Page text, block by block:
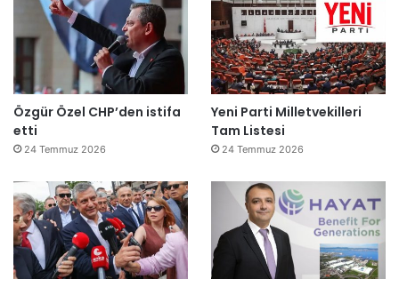
Özgür Özel CHP’den istifa
etti
24 Temmuz 2026
Yeni Parti Milletvekilleri
Tam Listesi
24 Temmuz 2026